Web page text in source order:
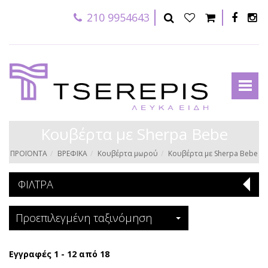
210 9954643
Κουβέρτα με Sherpa Bebe
ΠΡΟΪΟΝΤΑ ΒΡΕΦΙΚΑ Κουβέρτα μωρού Κουβέρτα με Sherpa Bebe
ΦΙΛΤΡΑ
Προεπιλεγμένη ταξινόμηση
Εγγραφές 1 - 12 από 18